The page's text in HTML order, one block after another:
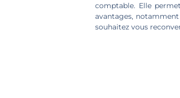
comptable. Elle
avantages,
souhaitez vous